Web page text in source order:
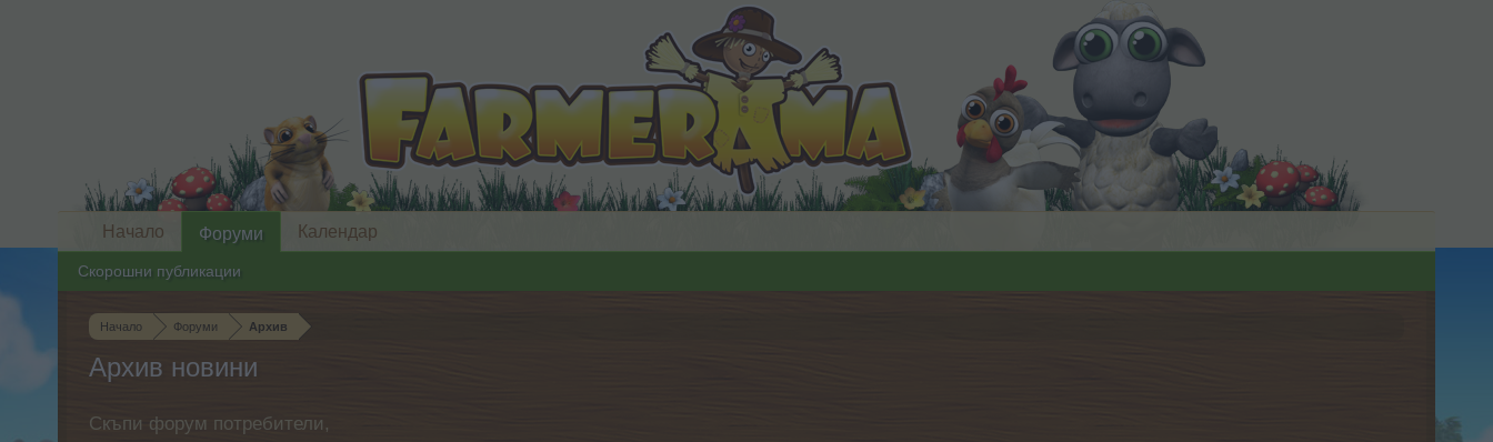
Начало Форуми Архив
Архив новини
Скъпи форум потребители,
Начало Форуми
Скорошни публикации
Календар